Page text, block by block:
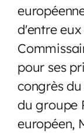
d'entre
pour ses
congrès
du groupe
européen,